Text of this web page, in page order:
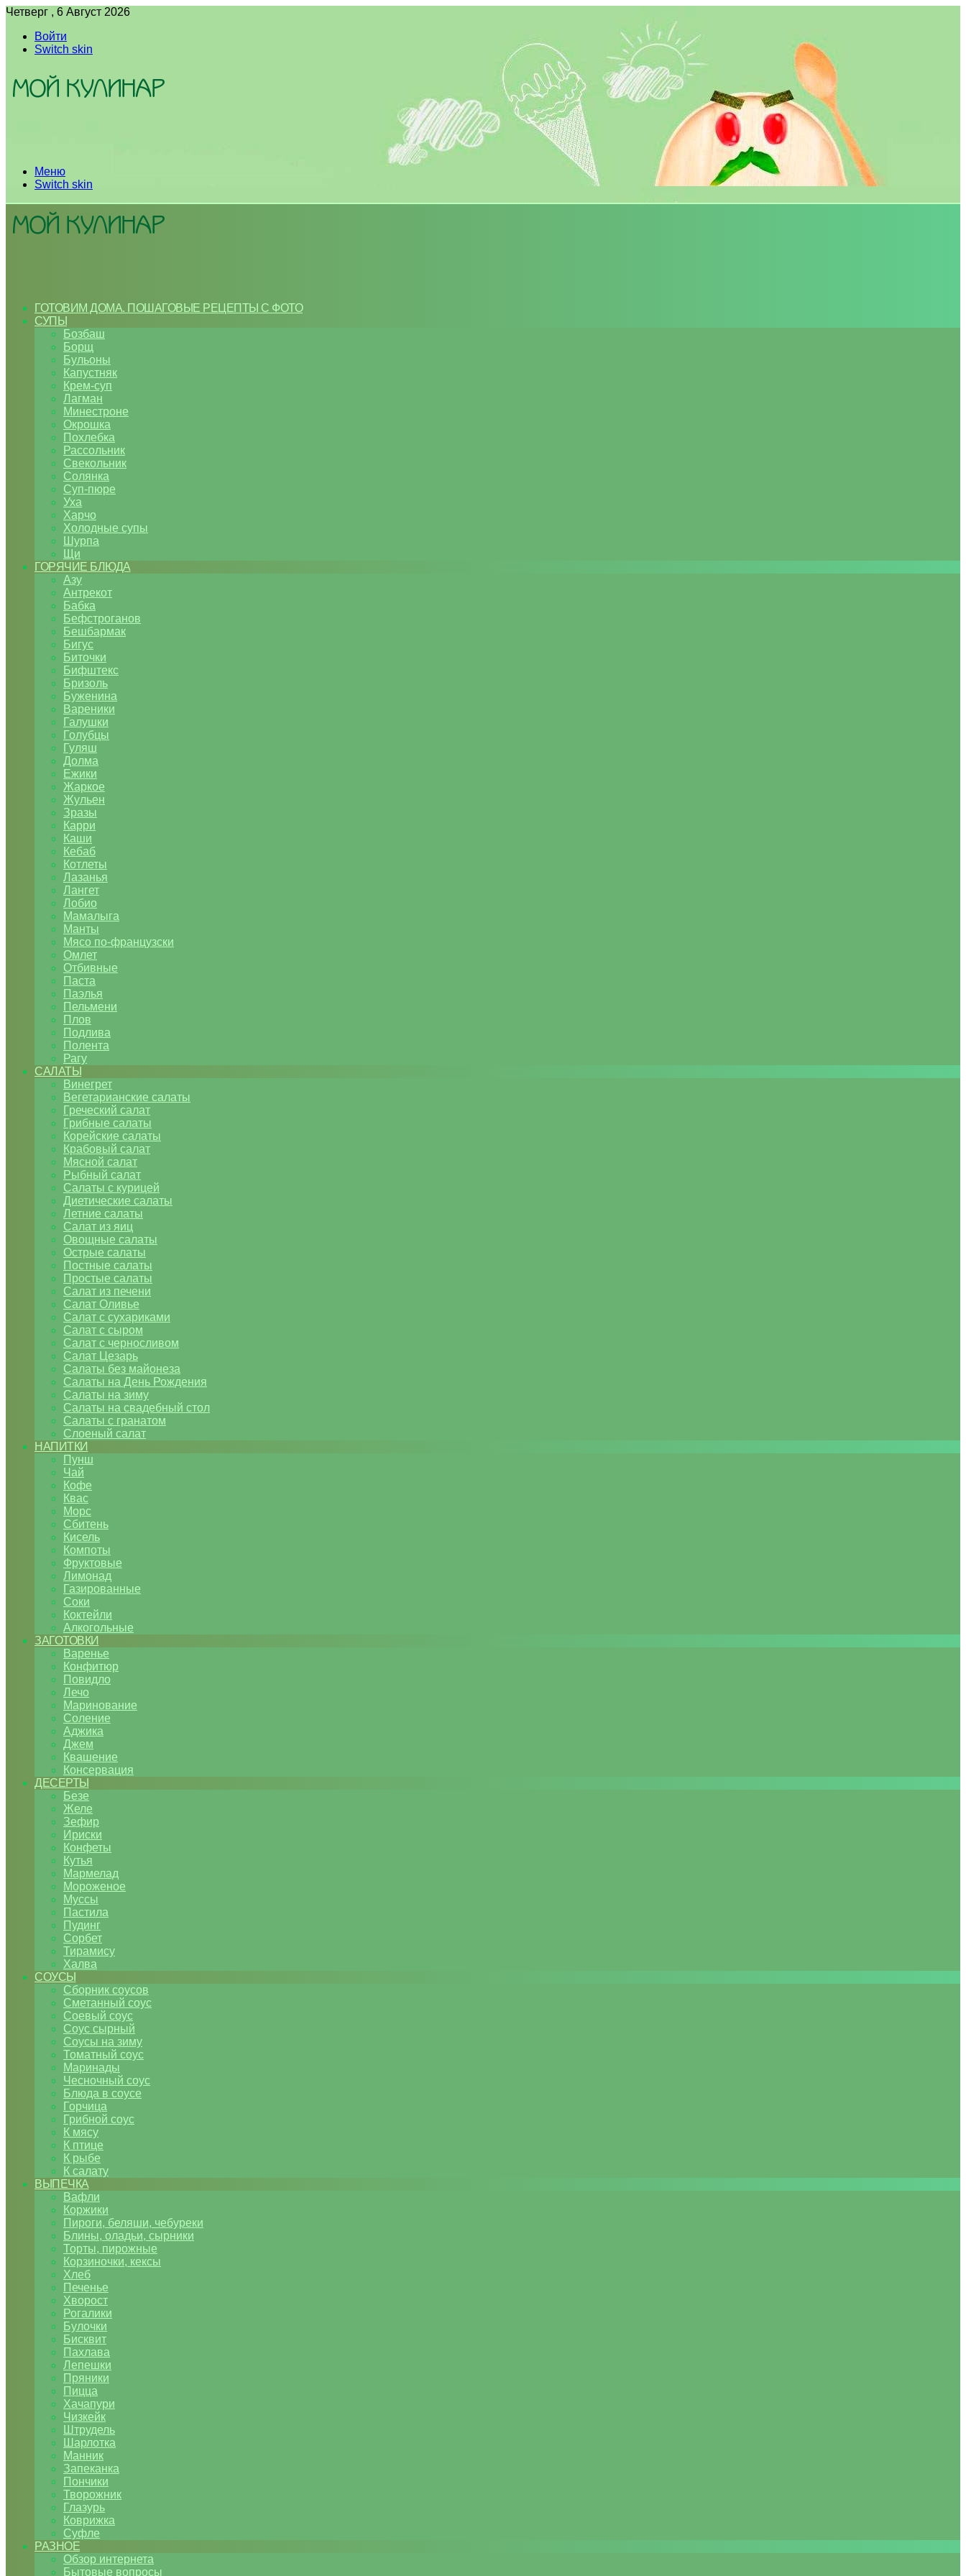
Четверг , 6 Август 2026
Войти
Switch skin
Меню
Switch skin
ГОТОВИМ ДОМА. ПОШАГОВЫЕ РЕЦЕПТЫ С ФОТО
СУПЫ
Бозбаш
Борщ
Бульоны
Капустняк
Крем-суп
Лагман
Минестроне
Окрошка
Похлебка
Рассольник
Свекольник
Солянка
Суп-пюре
Уха
Харчо
Холодные супы
Шурпа
Щи
ГОРЯЧИЕ БЛЮДА
Азу
Антрекот
Бабка
Бефстроганов
Бешбармак
Бигус
Биточки
Бифштекс
Бризоль
Буженина
Вареники
Галушки
Голубцы
Гуляш
Долма
Ежики
Жаркое
Жульен
Зразы
Карри
Каши
Кебаб
Котлеты
Лазанья
Лангет
Лобио
Мамалыга
Манты
Мясо по-французски
Омлет
Отбивные
Паста
Паэлья
Пельмени
Плов
Подлива
Полента
Рагу
САЛАТЫ
Винегрет
Вегетарианские салаты
Греческий салат
Грибные салаты
Корейские салаты
Крабовый салат
Мясной салат
Рыбный салат
Салаты с курицей
Диетические салаты
Летние салаты
Салат из яиц
Овощные салаты
Острые салаты
Постные салаты
Простые салаты
Салат из печени
Салат Оливье
Салат с сухариками
Салат с сыром
Салат с черносливом
Салат Цезарь
Салаты без майонеза
Салаты на День Рождения
Салаты на зиму
Салаты на свадебный стол
Салаты с гранатом
Слоеный салат
НАПИТКИ
Пунш
Чай
Кофе
Квас
Морс
Сбитень
Кисель
Компоты
Фруктовые
Лимонад
Газированные
Соки
Коктейли
Алкогольные
ЗАГОТОВКИ
Варенье
Конфитюр
Повидло
Лечо
Маринование
Соление
Аджика
Джем
Квашение
Консервация
ДЕСЕРТЫ
Безе
Желе
Зефир
Ириски
Конфеты
Кутья
Мармелад
Мороженое
Муссы
Пастила
Пудинг
Сорбет
Тирамису
Халва
СОУСЫ
Сборник соусов
Сметанный соус
Соевый соус
Соус сырный
Соусы на зиму
Томатный соус
Маринады
Чесночный соус
Блюда в соусе
Горчица
Грибной соус
К мясу
К птице
К рыбе
К салату
ВЫПЕЧКА
Вафли
Коржики
Пироги, беляши, чебуреки
Блины, оладьи, сырники
Торты, пирожные
Корзиночки, кексы
Хлеб
Печенье
Хворост
Рогалики
Булочки
Бисквит
Пахлава
Лепешки
Пряники
Пицца
Хачапури
Чизкейк
Штрудель
Шарлотка
Манник
Запеканка
Пончики
Творожник
Глазурь
Коврижка
Суфле
РАЗНОЕ
Обзор интернета
Бытовые вопросы